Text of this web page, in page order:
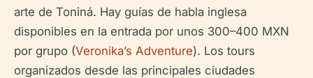
arte de Toniná. Hay guías de habla inglesa
disponibles en la entrada por unos 300–400 MXN
por grupo (Veronika’s Adventure). Los tours
organizados desde las principales ciudades